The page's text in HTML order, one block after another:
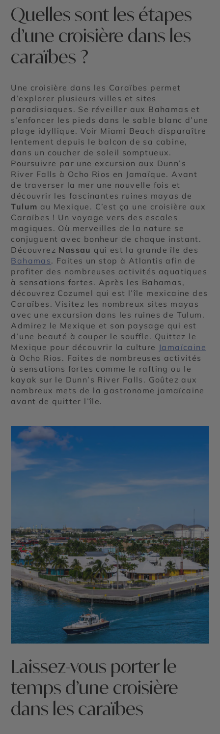
Quelles sont les étapes
d’une croisière dans les
caraïbes ?
Une croisière dans les Caraïbes permet
d’explorer plusieurs villes et sites
paradisiaques. Se réveiller aux Bahamas et
s’enfoncer les pieds dans le sable blanc d’une
plage idyllique. Voir Miami Beach disparaître
lentement depuis le balcon de sa cabine,
dans un coucher de soleil somptueux.
Poursuivre par une excursion aux Dunn’s
River Falls à Ocho Rios en Jamaïque. Avant
de traverser la mer une nouvelle fois et
découvrir les fascinantes ruines mayas de
Tulum au Mexique. C’est ça une croisière aux
Caraïbes ! Un voyage vers des escales
magiques. Où merveilles de la nature se
conjuguent avec bonheur de chaque instant.
Découvrez Nassau qui est la grande île des
Bahamas. Faites un stop à Atlantis afin de
profiter des nombreuses activités aquatiques
à sensations fortes. Après les Bahamas,
découvrez Cozumel qui est l’île mexicaine des
Caraïbes. Visitez les nombreux sites mayas
avec une excursion dans les ruines de Tulum.
Admirez le Mexique et son paysage qui est
d’une beauté à couper le souffle. Quittez le
Mexique pour découvrir la culture Jamaïcaine
à Ocho Rios. Faites de nombreuses activités
à sensations fortes comme le rafting ou le
kayak sur le Dunn’s River Falls. Goûtez aux
nombreux mets de la gastronome jamaïcaine
avant de quitter l’île.
Laissez-vous porter le
temps d’une croisière
dans les caraïbes